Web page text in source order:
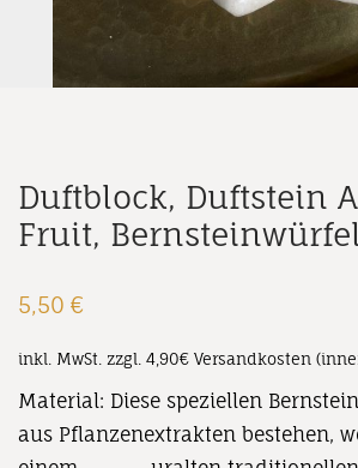
Duftblock, Duftstein
Fruit,
5,50 €
inkl. MwSt. zzgl. 4,90€ Versandkosten
Material: Diese speziellen
aus Pflanzenextrakten bestehen,